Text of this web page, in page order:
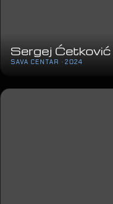
Sergej Ćetković
SAVA CENTAR · 2024